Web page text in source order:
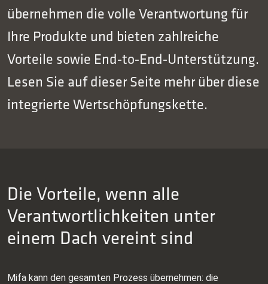
übernehmen die volle Verantwortung für
Ihre Produkte und bieten zahlreiche
Vorteile sowie End‑to‑End‑Unterstützung.
Lesen Sie auf dieser Seite mehr über diese
integrierte Wertschöpfungskette.
Die Vorteile, wenn alle
Verantwortlichkeiten unter
einem Dach vereint sind
Mifa kann den gesamten Prozess übernehmen: die